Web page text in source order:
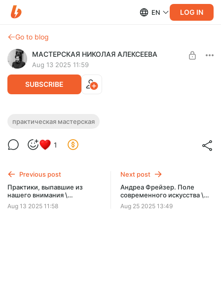
EN LOG IN
Go to blog
МАСТЕРСКАЯ НИКОЛАЯ АЛЕКСЕЕВА
Aug 13 2025 11:59
SUBSCRIBE
Просмотр работ \ Практическая
Продолжили смотреть ваши работы для выставки в Null
Практическая мастерская.
практическая мастерская
1
Previous post
Практики, выпавшие из
нашего внимания \
Теоретический блок 33
Aug 13 2025 11:58
Next post
Андреа Фрейзер. Поле
современного искусства \
Теоретический блок 34
Aug 25 2025 13:49